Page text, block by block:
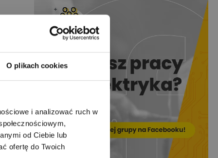
O plikach cookies
i analizować ruch w
od Ciebie lub
ofertę do Twoich
Redakcja
Ekspert ds. prądu Zadaj pytanie
Stelęgowski
Zadaj pytanie
EL-ROJ
Automatyk/Elektryk/Man
Zadaj pytanie
Mariusz Pajkowski Zadaj pytanie